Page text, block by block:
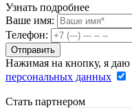
Узнать подробнее
Ваше имя:
Телефон:
Нажимая на кнопку, я даю
персональных данных
Стать партнером